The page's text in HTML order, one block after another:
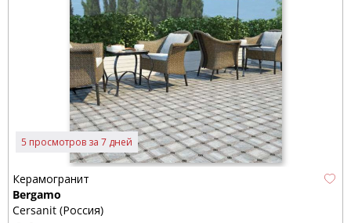
5 просмотров за 7 дней
Керамогранит
Bergamo
Cersanit (Россия)